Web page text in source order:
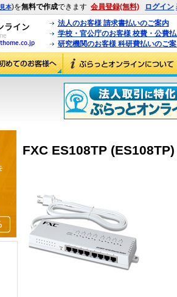
見本)を無料で作成できます 会員登録(無料) ログイン
法人のお客様 請求書払いのご案内
学校・官公庁のお客様 校費・公費
研究機関のお客様 科研費払いのご
FXC ES108TP (ES108TP)